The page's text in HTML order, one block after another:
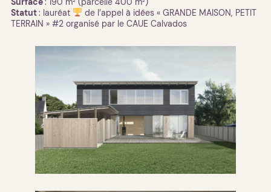
Statut: lauréat
de l’appel à idées « GRANDE MAISON, PETIT
TERRAIN » #2 organisé par le CAUE Calvados